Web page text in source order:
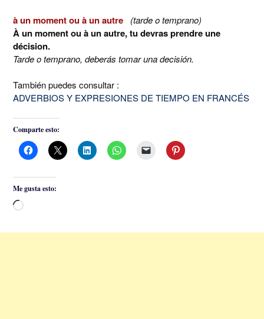
à un moment ou à un autre (tarde o temprano)
À un moment ou à un autre, tu devras prendre une
décision.
Tarde o temprano, deberás tomar una decisión.
También puedes consultar :
ADVERBIOS Y EXPRESIONES DE TIEMPO EN FRANCÉS
Comparte esto:
Me gusta esto:
Cargando...